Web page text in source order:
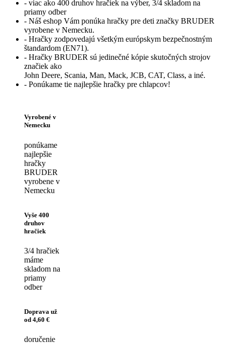
- viac ako 400 druhov hračiek na výber, 3/4 skladom na
priamy odber
- Náš eshop Vám ponúka hračky pre deti značky BRUDER
vyrobene v Nemecku.
- Hračky zodpovedajú všetkým európskym bezpečnostným
štandardom (EN71).
- Hračky BRUDER sú jedinečné kópie skutočných strojov
značiek ako
John Deere, Scania, Man, Mack, JCB, CAT, Class, a iné.
- Ponúkame tie najlepšie hračky pre chlapcov!
Vyrobené v
Nemecku
ponúkame
najlepšie
hračky
BRUDER
vyrobene v
Nemecku
Vyše 400
druhov
hračiek
3/4 hračiek
máme
skladom na
priamy
odber
Doprava už
od 4,60 €
doručenie